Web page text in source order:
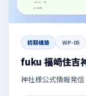
初期構築 WP-05
fuku 福崎住吉
神社様公式情報発